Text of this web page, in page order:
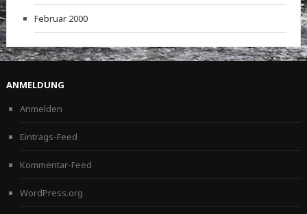
Februar 2000
ANMELDUNG
Anmelden
Eintrags-Feed
Kommentar-Feed
WordPress.org